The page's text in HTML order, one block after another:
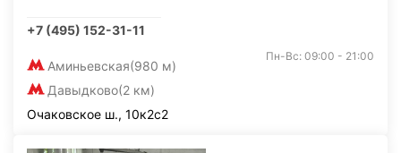
+7 (495) 152-31-11
Аминьевская(980 м)
Давыдково(2 км)
Пн-Вс: 09:00 - 21:00
Очаковское ш., 10к2с2